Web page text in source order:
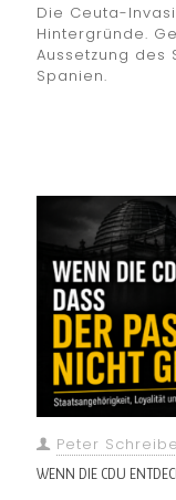
Die Ceuta-
Hintergründe.
Aussetzung des
Spanien.
Peter
WENN DIE CDU